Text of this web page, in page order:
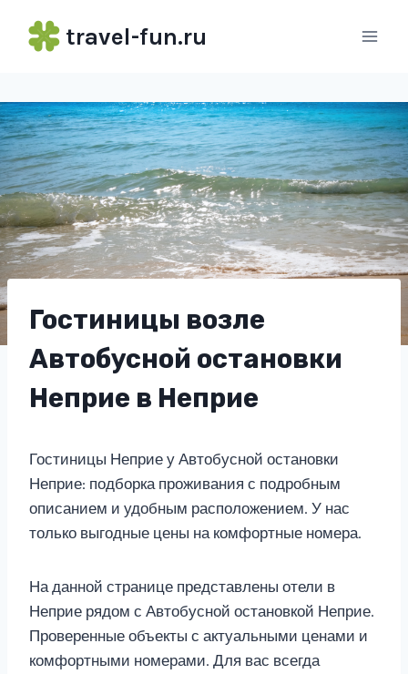
travel-fun.ru
Гостиницы возле
Автобусной остановки
Неприе в Неприе
Гостиницы Неприе у Автобусной остановки
Неприе: подборка проживания с подробным
описанием и удобным расположением. У нас
только выгодные цены на комфортные номера.
На данной странице представлены отели в
Неприе рядом с Автобусной остановкой Неприе.
Проверенные объекты с актуальными ценами и
комфортными номерами. Для вас всегда